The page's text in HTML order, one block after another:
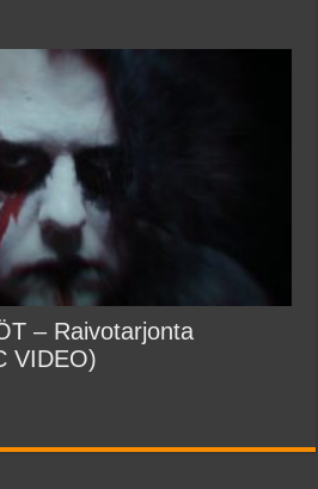
– Raivotarjonta
VIDEO)